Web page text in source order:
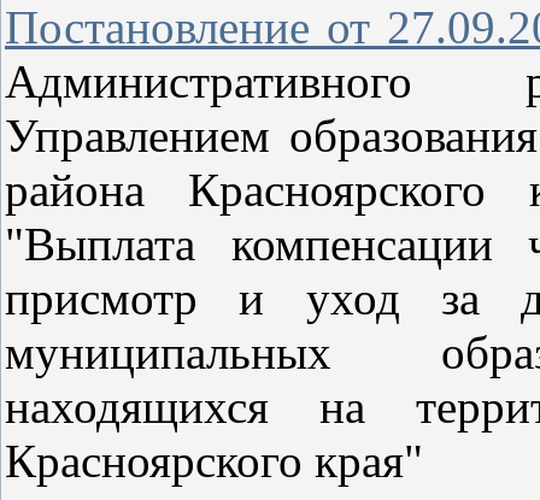
Постановление от
Административного
Управлением
района Красноярского
"Выплата компенсации
присмотр и уход за
муниципальных
находящихся на
Красноярского края"